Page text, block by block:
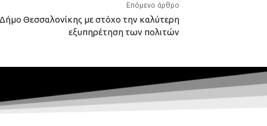
Επόμενο άρθρο
Δήμο Θεσσαλονίκης με στόχο την καλύτερη
εξυπηρέτηση των πολιτών